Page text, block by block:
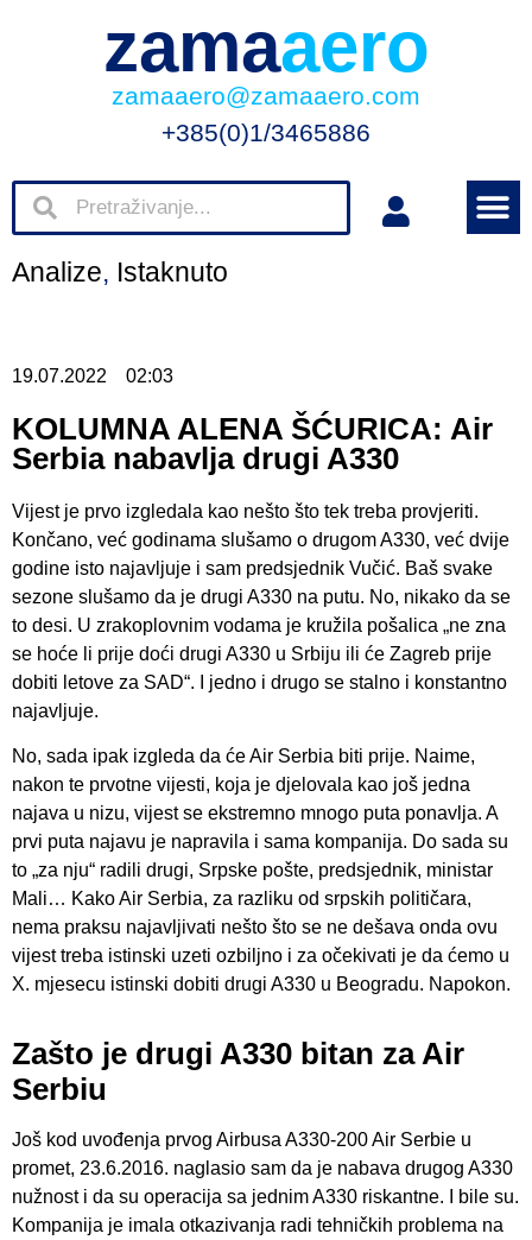
zamaaero
zamaaero@zamaaero.com
+385(0)1/3465886
Analize, Istaknuto
19.07.2022 02:03
KOLUMNA ALENA ŠĆURICA: Air
Serbia nabavlja drugi A330
Vijest je prvo izgledala kao nešto što tek treba provjeriti.
Končano, već godinama slušamo o drugom A330, već dvije
godine isto najavljuje i sam predsjednik Vučić. Baš svake
sezone slušamo da je drugi A330 na putu. No, nikako da se
to desi. U zrakoplovnim vodama je kružila pošalica „ne zna
se hoće li prije doći drugi A330 u Srbiju ili će Zagreb prije
dobiti letove za SAD“. I jedno i drugo se stalno i konstantno
najavljuje.
No, sada ipak izgleda da će Air Serbia biti prije. Naime,
nakon te prvotne vijesti, koja je djelovala kao još jedna
najava u nizu, vijest se ekstremno mnogo puta ponavlja. A
prvi puta najavu je napravila i sama kompanija. Do sada su
to „za nju“ radili drugi, Srpske pošte, predsjednik, ministar
Mali… Kako Air Serbia, za razliku od srpskih političara,
nema praksu najavljivati nešto što se ne dešava onda ovu
vijest treba istinski uzeti ozbiljno i za očekivati je da ćemo u
X. mjesecu istinski dobiti drugi A330 u Beogradu. Napokon.
Zašto je drugi A330 bitan za Air
Serbiu
Još kod uvođenja prvog Airbusa A330-200 Air Serbie u
promet, 23.6.2016. naglasio sam da je nabava drugog A330
nužnost i da su operacija sa jednim A330 riskantne. I bile su.
Kompanija je imala otkazivanja radi tehničkih problema na